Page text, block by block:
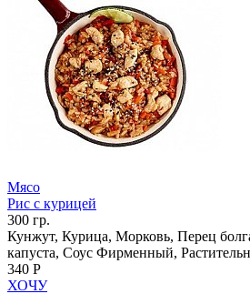
Мясо
Рис с курицей
300 гр.
Кунжут, Курица, Морковь, Перец
капуста, Соус Фирменный,
340 Р
ХОЧУ